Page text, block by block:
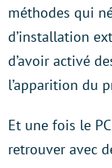
méthodes qui
d’installation
d’avoir activé
l’apparition du
Et une fois le
retrouver avec